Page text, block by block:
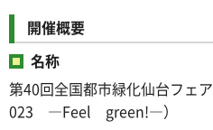
開催概要
名称
第40回全国都市緑化仙台フェ
023 ―Feel green!―）